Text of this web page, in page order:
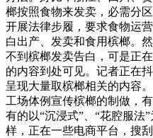
榔按照食物来发卖，必需分
开展法律步履，要求食物运
白出产、发卖和食用槟榔。
不到槟榔发卖告白，可是正
的内容到处可见。记者正在
呈现大量取槟榔相关的内容
工场体例宣传槟榔的制做，
有的以“沉浸式”、“花腔服法
样，正在一些电商平台，搜